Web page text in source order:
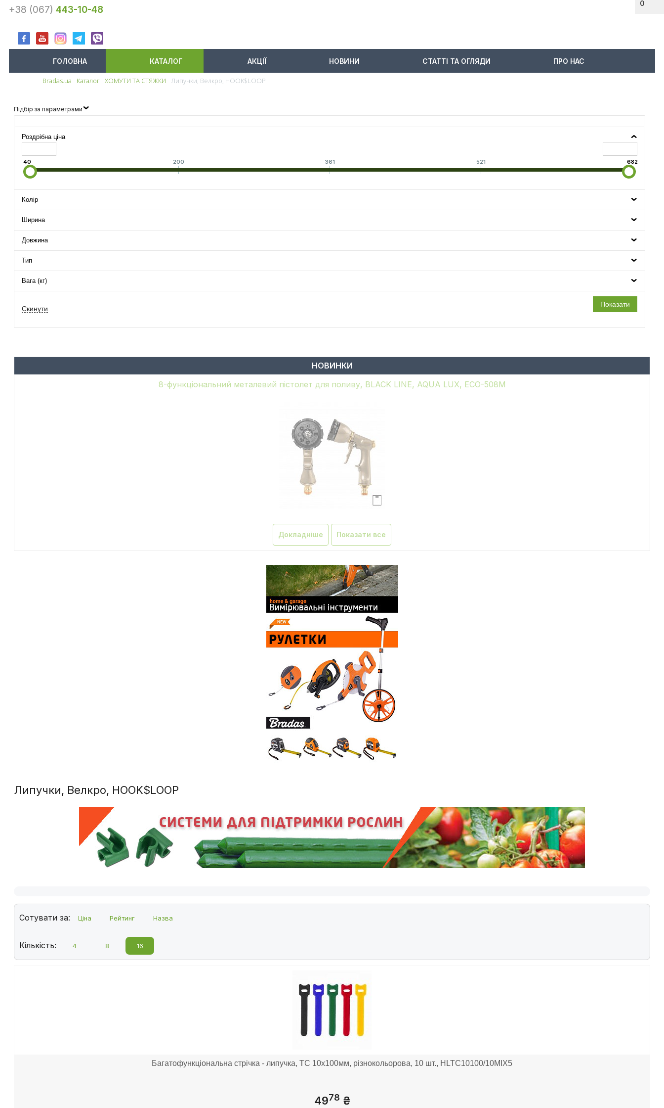
0
+38 (067) 443-10-48
ГОЛОВНА КАТАЛОГ АКЦІЇ НОВИНИ СТАТТІ ТА ОГЛЯДИ ПРО НАС
Bradas.ua Каталог ХОМУТИ ТА СТЯЖКИ Липучки, Велкро, HOOK$LOOP
Підбір за параметрами
Роздрібна ціна
40 200 361 521 682
Колір
Ширина
Довжина
Тип
Вага (кг)
НОВИНКИ
8-функціональний металевий пістолет для поливу, BLACK LINE, AQUA LUX, ECO-508M
Докладніше Показати все
Липучки, Велкро, HOOK$LOOP
Сотувати за: Ціна Рейтинг Назва
Кількість: 4 8 16
Багатофункціональна стрічка - липучка, TC 10x100мм, різнокольорова, 10 шт., HLTC10100/10MIX5
4978 ₴